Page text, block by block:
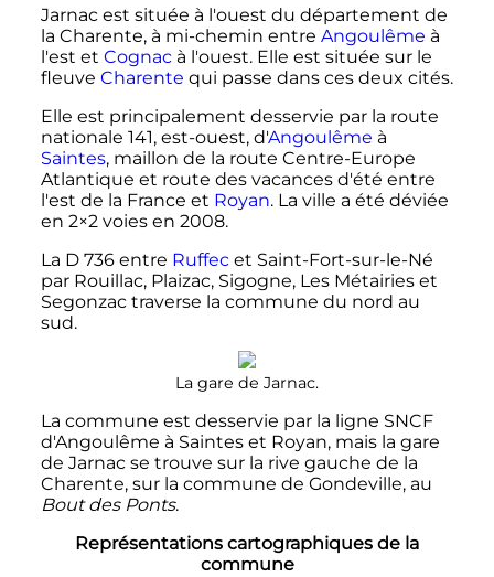
Jarnac est située à l'ouest du département de
la Charente, à mi-chemin entre Angoulême à
l'est et Cognacà l'ouest. Elle est située sur le
fleuve Charente qui passe dans ces deux cités.
Elle est principalement desservie par la route
nationale 141, est-ouest, d'Angoulême à
Saintes, maillon de la route Centre-Europe
Atlantique et route des vacances d'été entre
l'est de la France et Royan. La ville a été déviée
en 2×2 voies en 2008.
La D 736 entre Ruffecet Saint-Fort-sur-le-Né
par Rouillac, Plaizac, Sigogne, Les Métairies et
Segonzac traverse la commune du nord au
sud.
La gare de Jarnac.
La commune est desservie par la ligne SNCF
d'Angoulême à Saintes et Royan, mais la gare
de Jarnac se trouve sur la rive gauche de la
Charente, sur la commune de Gondeville, au
Bout des Ponts.
Représentations cartographiques de la
commune